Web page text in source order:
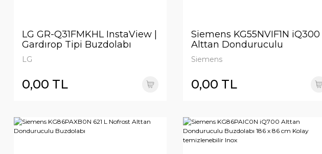
LG GR-Q31FMKHL InstaView |
Gardırop Tipi Buzdolabı
LG
0,00 TL
Siemens KG55NVIF1N iQ300
Alttan Donduruculu
Buzdolabı 186 x 70 cm İnox
Siemens
0,00 TL